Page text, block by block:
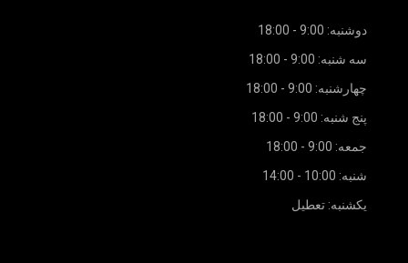
دوشنبه: 9:00 - 18:00
سه شنبه: 9:00 - 18:00
چهارشنبه: 9:00 - 18:00
پنج شنبه: 9:00 - 18:00
جمعه: 9:00 - 18:00
شنبه: 10:00 - 14:00
یکشنبه: تعطیل